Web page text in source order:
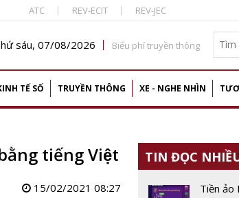
ATC REV-ECIT REV-JEC
sáu, 07/08/2026 Biểu phí truyền thông
TẾ SỐ TRUYỀN THÔNG XE - NGHE NHÌN
tiếng Việt
15/02/2021 08:27
TIN ĐỌC
Tiền ảo